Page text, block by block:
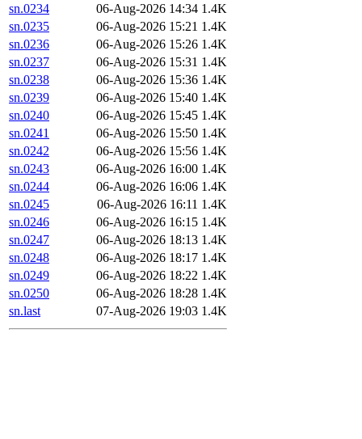
sn.0234
06-Aug-2026 14:34 1.4K
sn.0235
06-Aug-2026 15:21 1.4K
sn.0236
06-Aug-2026 15:26 1.4K
sn.0237
06-Aug-2026 15:31 1.4K
sn.0238
06-Aug-2026 15:36 1.4K
sn.0239
06-Aug-2026 15:40 1.4K
sn.0240
06-Aug-2026 15:45 1.4K
sn.0241
06-Aug-2026 15:50 1.4K
sn.0242
06-Aug-2026 15:56 1.4K
sn.0243
06-Aug-2026 16:00 1.4K
sn.0244
06-Aug-2026 16:06 1.4K
sn.0245
06-Aug-2026 16:11 1.4K
sn.0246
06-Aug-2026 16:15 1.4K
sn.0247
06-Aug-2026 18:13 1.4K
sn.0248
06-Aug-2026 18:17 1.4K
sn.0249
06-Aug-2026 18:22 1.4K
sn.0250
06-Aug-2026 18:28 1.4K
sn.last
07-Aug-2026 19:03 1.4K